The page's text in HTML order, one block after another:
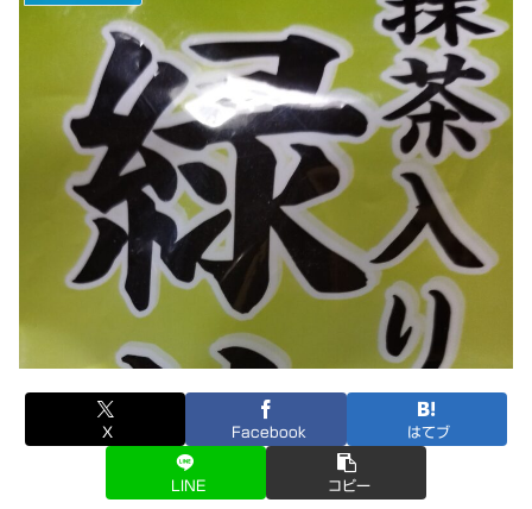
X Facebook はてブ
LINE コピー